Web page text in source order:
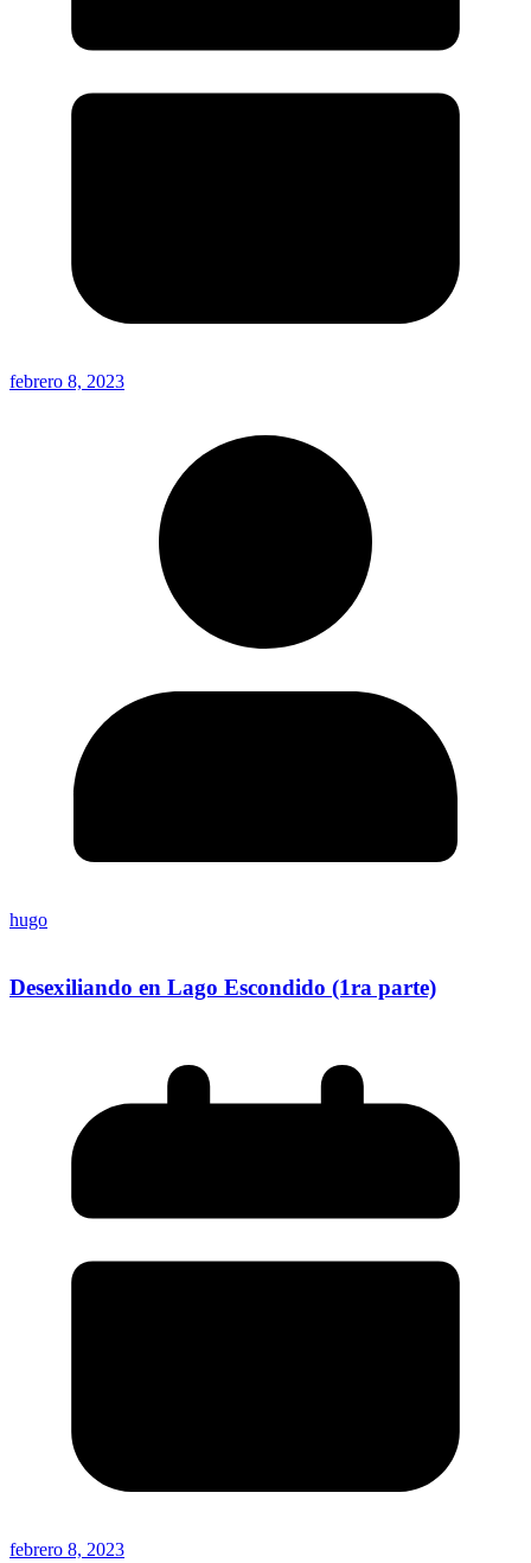
febrero 8, 2023
hugo
Desexiliando en Lago Escondido (1ra parte)
febrero 8, 2023